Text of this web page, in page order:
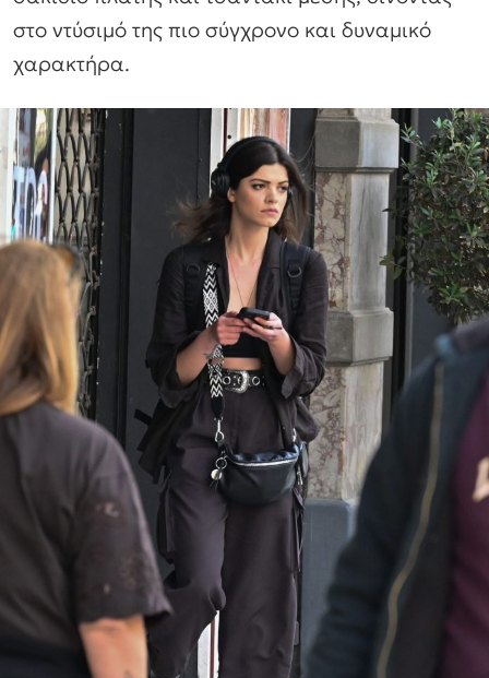
στο ντύσιμό της πιο σύγχρονο και δυναμικό
χαρακτήρα.